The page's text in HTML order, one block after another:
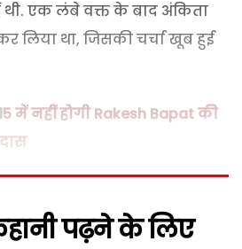
एक लंबे वक्त के बाद अंकिता
लिया था, जिसकी चर्चा खूब हुई
में नहीं होगी Rakesh Bapat की
पढ़ने के लिए